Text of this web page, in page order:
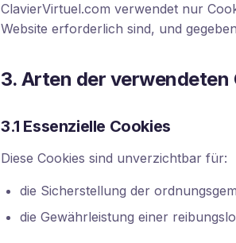
ClavierVirtuel.com verwendet nur
Website erforderlich sind, und
3. Arten der verwendeten
3.1 Essenzielle Cookies
Diese Cookies sind unverzichtbar für:
die Sicherstellung der
die Gewährleistung einer